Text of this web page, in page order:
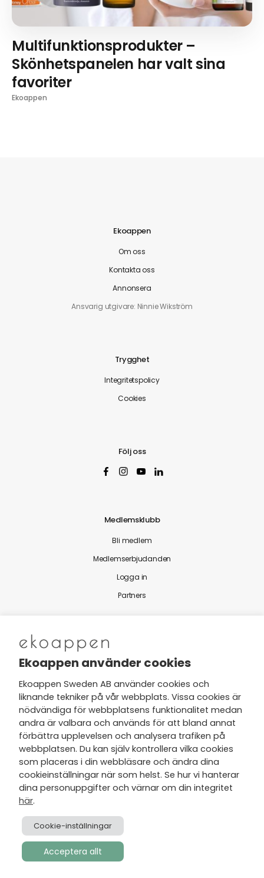
Multifunktionsprodukter –
Skönhetspanelen har valt sina
favoriter
Ekoappen
Ekoappen
Om oss
Kontakta oss
Annonsera
Ansvarig utgivare: Ninnie Wikström
Trygghet
Integritetspolicy
Cookies
Följ oss
Medlemsklubb
Bli medlem
Medlemserbjudanden
Logga in
Partners
Nytt från Ekoappen
Jag har tagit del av Ekoappens
personuppgifts- och
integritetspolicyoch tar gärna del
av nyheter, hälsotips och exklusiva
erbjudanden via min e-post.
Skapad av
Ekoappen använder cookies
Ekoappen Sweden AB använder cookies och
liknande tekniker på vår webbplats. Vissa cookies är
nödvändiga för webbplatsens funktionalitet medan
andra är valbara och används för att bland annat
förbättra upplevelsen och analysera trafiken på
webbplatsen. Du kan själv kontrollera vilka cookies
som placeras i din webbläsare och ändra dina
cookieinställningar när som helst. Se hur vi hanterar
dina personuppgifter och värnar om din integritet
här.
Cookie-inställningar
Acceptera allt